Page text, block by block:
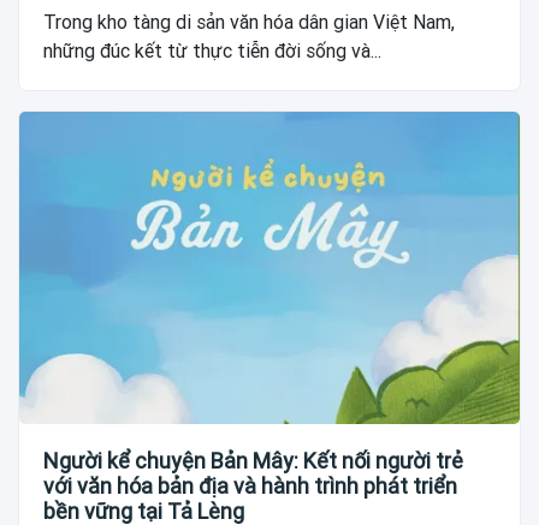
Trong kho tàng di sản văn hóa dân gian Việt Nam,
những đúc kết từ thực tiễn đời sống và...
Người kể chuyện Bản Mây: Kết nối người trẻ
với văn hóa bản địa và hành trình phát triển
bền vững tại Tả Lèng